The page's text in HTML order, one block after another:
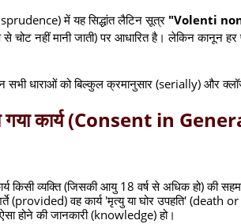
में यह सिद्धांत लैटिन सूत्र "Volenti
से चोट नहीं मानी जाती) पर आधारित है। लेकिन कानून
धाराओं को बिल्कुल क्रमानुसार (serially) और
गया कार्य (Consent in
किसी व्यक्ति (जिसकी आयु 18 वर्ष से अधिक हो) की
(provided) वह कार्य 'मृत्यु या घोर उपहति'
होने की जानकारी (knowledge) हो।